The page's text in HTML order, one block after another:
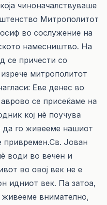
чиноначалствуваше
Митрополитот
во сослужение на
намесништво. На
се причести со
митрополитот
Еве денес во
се присеќаме на
кој нè поучува
да го живееме нашиот
привремен.Св. Јован
води во вечен и
во овој век не е
идниот век. Па затоа,
живееме внимателно,